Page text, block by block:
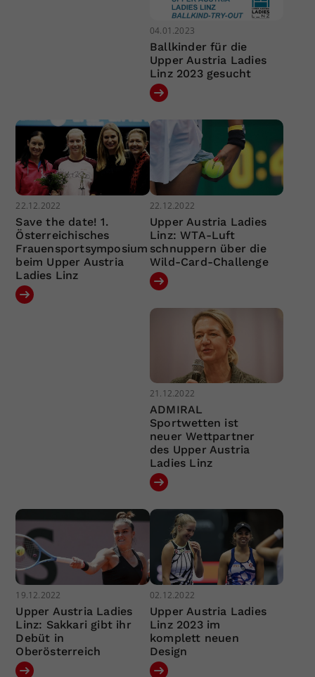
04.01.2023
Ballkinder für die
Upper Austria Ladies
Linz 2023 gesucht
22.12.2022
Save the date! 1.
Österreichisches
Frauensportsymposium
beim Upper Austria
Ladies Linz
22.12.2022
Upper Austria Ladies
Linz: WTA-Luft
schnuppern über die
Wild-Card-Challenge
21.12.2022
ADMIRAL
Sportwetten ist
neuer Wettpartner
des Upper Austria
Ladies Linz
19.12.2022
Upper Austria Ladies
Linz: Sakkari gibt ihr
Debüt in
Oberösterreich
02.12.2022
Upper Austria Ladies
Linz 2023 im
komplett neuen
Design